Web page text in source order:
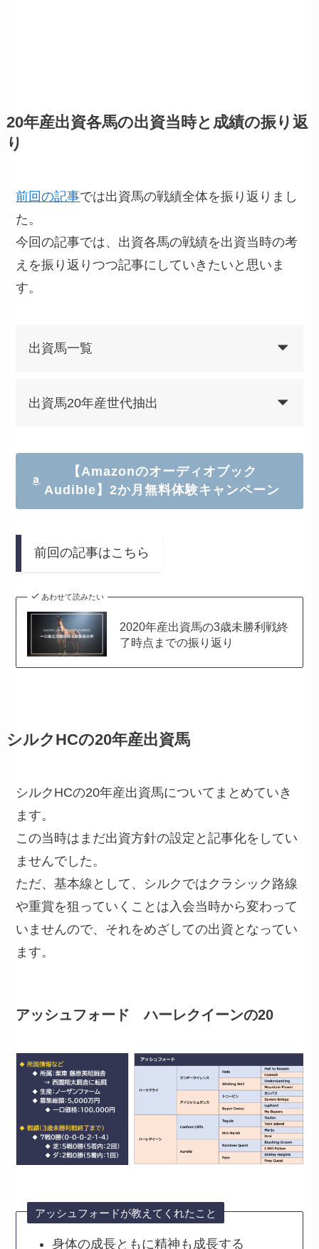
20年産出資各馬の出資当時と成績の振り返
り
前回の記事では出資馬の戦績全体を振り返りまし
た。
今回の記事では、出資各馬の戦績を出資当時の考
えを振り返りつつ記事にしていきたいと思いま
す。
出資馬一覧
出資馬20年産世代抽出
【Amazonのオーディオブック
Audible】2か月無料体験キャンペーン
前回の記事はこちら
あわせて読みたい
2020年産出資馬の3歳未勝利戦終
了時点までの振り返り
シルクHCの20年産出資馬
シルクHCの20年産出資馬についてまとめていき
ます。
この当時はまだ出資方針の設定と記事化をしてい
ませんでした。
ただ、基本線として、シルクではクラシック路線
や重賞を狙っていくことは入会当時から変わって
いませんので、それをめざしての出資となってい
ます。
アッシュフォード ハーレクイーンの20
アッシュフォードが教えてくれたこと
身体の成長ともに精神も成長する